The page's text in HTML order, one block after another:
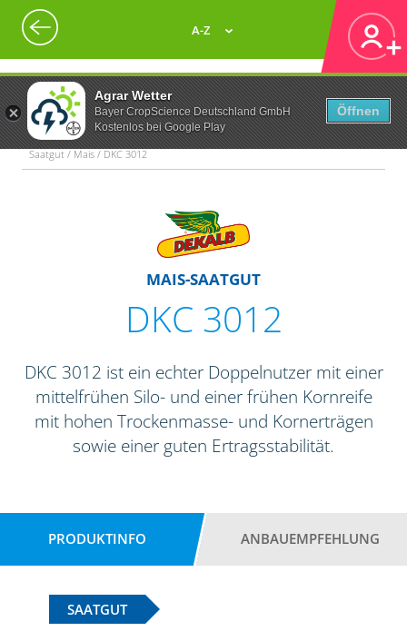
Agrar Wetter
Bayer CropScience Deutschland GmbH
Kostenlos bei Google Play
Öffnen
A-Z
Saatgut / Mais / DKC 3012
MAIS-SAATGUT
DKC 3012
DKC 3012 ist ein echter Doppelnutzer mit einer
mittelfrühen Silo- und einer frühen Kornreife
mit hohen Trockenmasse- und Kornerträgen
sowie einer guten Ertragsstabilität.
PRODUKTINFO ANBAUEMPFEHLUNG
SAATGUT